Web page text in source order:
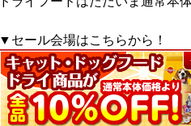
▼セール会場はこちらから！